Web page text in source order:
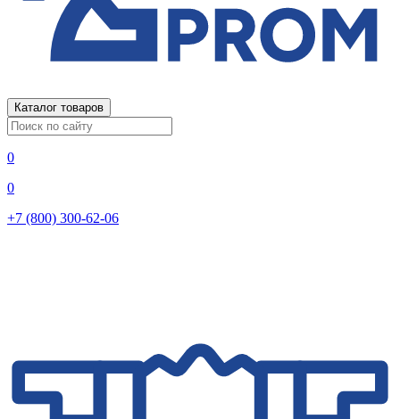
Каталог товаров
0
0
+7 (800) 300-62-06